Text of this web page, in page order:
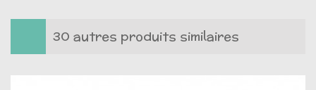
30 autres produits similaires